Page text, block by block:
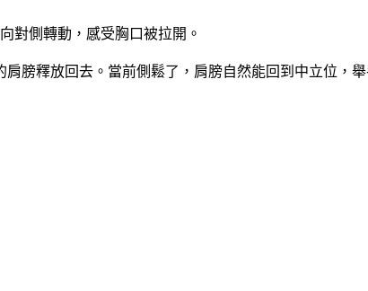
對側轉動，感受胸口被拉開。
膀釋放回去。當前側鬆了，肩膀自然能回到中立位，舉